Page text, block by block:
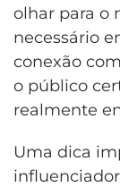
olhar para o
necessário
conexão
o público
realmente
Uma dica